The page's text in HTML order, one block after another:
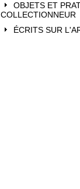
OBJETS ET
COLLECTIONNEUR
ÉCRITS SUR